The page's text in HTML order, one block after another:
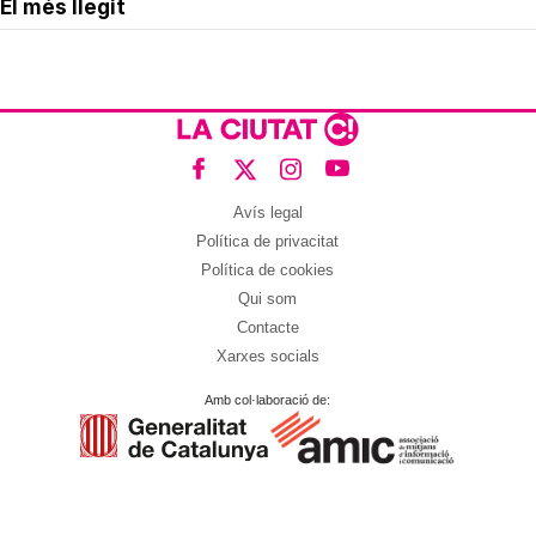
El més llegit
Avís legal
Política de privacitat
Política de cookies
Qui som
Contacte
Xarxes socials
Amb col·laboració de: